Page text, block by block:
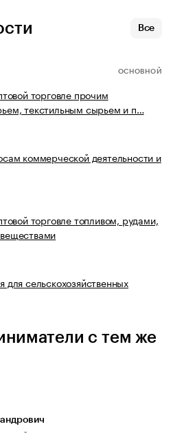
Все
ОСНОВНОЙ
торговле прочим
текстильным сырьем и п…
коммерческой деятельности и
торговле топливом, рудами,
для сельскохозяйственных
с тем же